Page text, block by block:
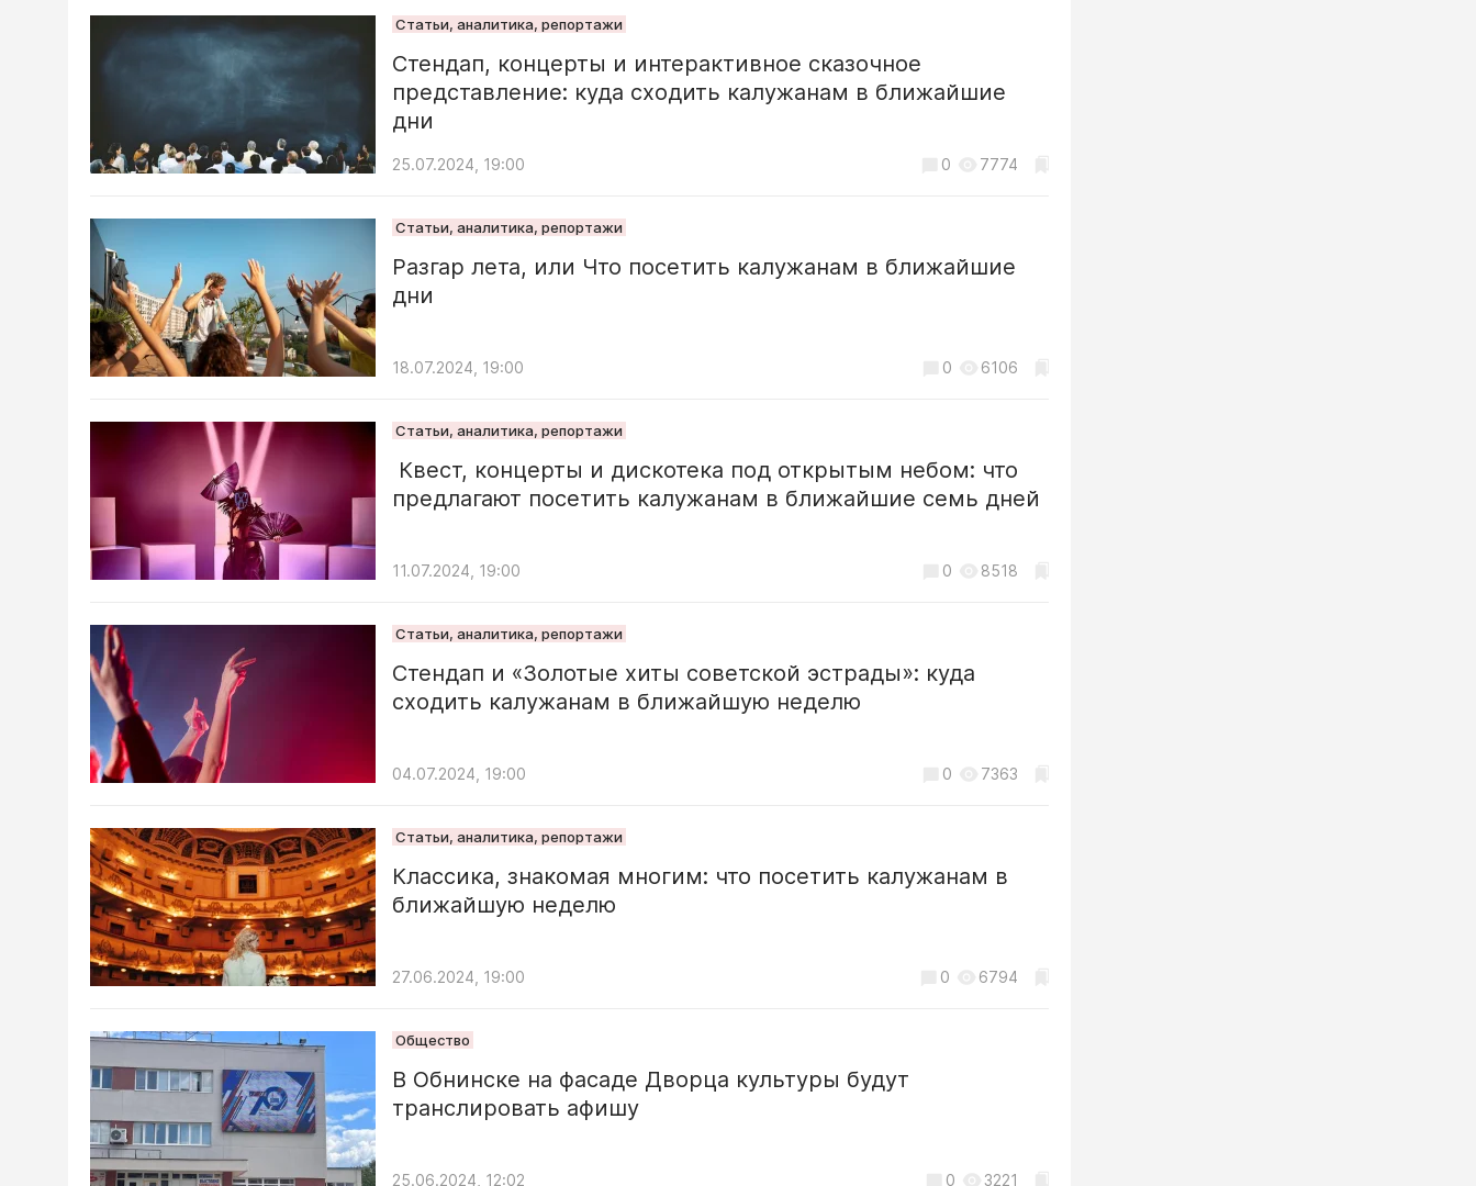
Статьи, аналитика, репортажи
Стендап, концерты и интерактивное сказочное
представление: куда сходить калужанам в ближайшие
дни
25.07.2024, 19:00 0 7774
Статьи, аналитика, репортажи
Разгар лета, или Что посетить калужанам в ближайшие
дни
18.07.2024, 19:00 0 6106
Статьи, аналитика, репортажи
Квест, концерты и дискотека под открытым небом: что
предлагают посетить калужанам в ближайшие семь дней
11.07.2024, 19:00 0 8518
Статьи, аналитика, репортажи
Стендап и «Золотые хиты советской эстрады»: куда
сходить калужанам в ближайшую неделю
04.07.2024, 19:00 0 7363
Статьи, аналитика, репортажи
Классика, знакомая многим: что посетить калужанам в
ближайшую неделю
27.06.2024, 19:00 0 6794
Общество
В Обнинске на фасаде Дворца культуры будут
транслировать афишу
25.06.2024, 12:02 0 3221